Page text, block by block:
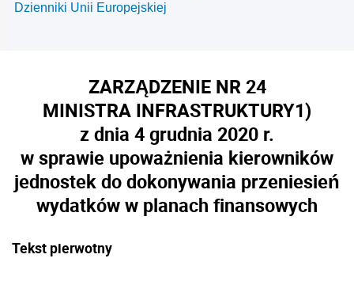
Dzienniki Unii Europejskiej
ZARZĄDZENIE NR 24
MINISTRA INFRASTRUKTURY1)
z dnia 4 grudnia 2020 r.
w sprawie upoważnienia kierowników
jednostek do dokonywania przeniesień
wydatków w planach finansowych
Tekst pierwotny